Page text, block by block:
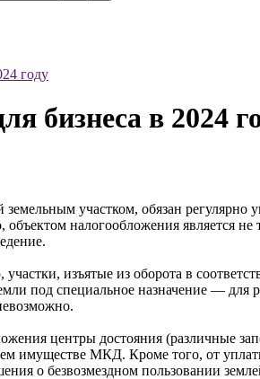
году
бизнеса в 2024
участком, обязан регулярно
налогообложения является не
изъятые из оборота в
под специальное назначение — для
центры достояния (различные
имуществе МКД. Кроме того, от
о безвозмездном пользовании